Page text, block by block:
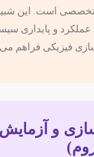
تخصصی است. این
عملکرد و پایداری
فیزیکی فراهم
و